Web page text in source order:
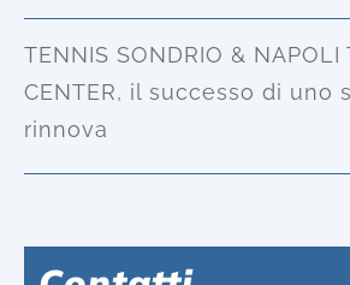
TENNIS SONDRIO & NAPOLI
CENTER, il successo di uno
rinnova